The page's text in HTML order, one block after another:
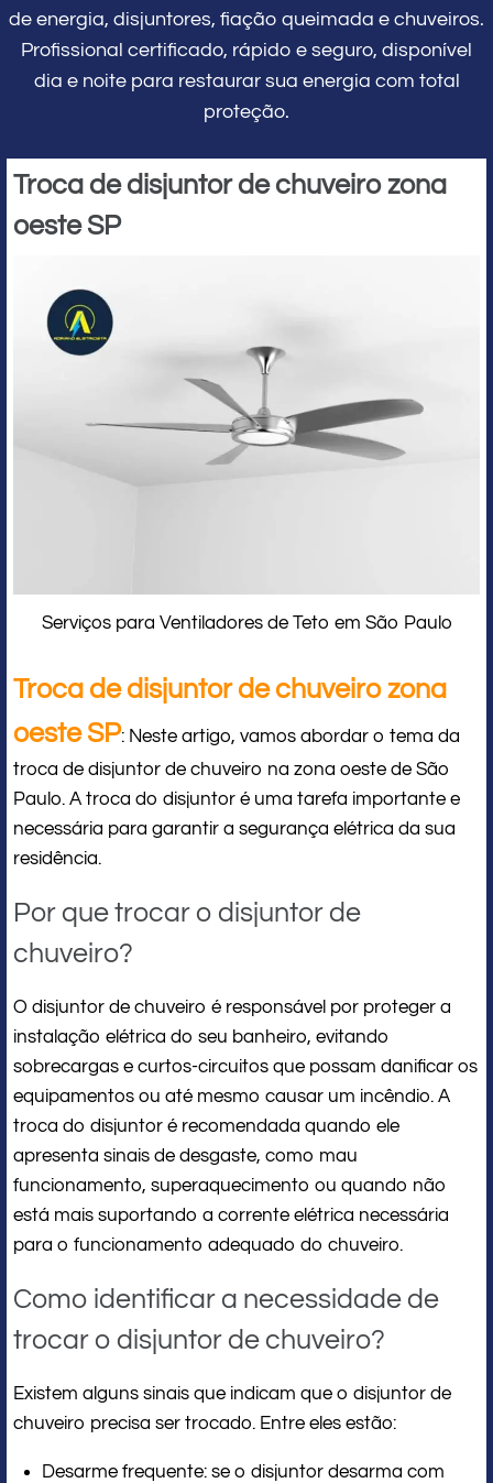
de energia, disjuntores, fiação queimada e chuveiros.
Profissional certificado, rápido e seguro, disponível
dia e noite para restaurar sua energia com total
proteção.
Troca de disjuntor de chuveiro zona
oeste SP
Serviços para Ventiladores de Teto em São Paulo
Troca de disjuntor de chuveiro zona
oeste SP: Neste artigo, vamos abordar o tema da
troca de disjuntor de chuveiro na zona oeste de São
Paulo. A troca do disjuntor é uma tarefa importante e
necessária para garantir a segurança elétrica da sua
residência.
Por que trocar o disjuntor de
chuveiro?
O disjuntor de chuveiro é responsável por proteger a
instalação elétrica do seu banheiro, evitando
sobrecargas e curtos-circuitos que possam danificar os
equipamentos ou até mesmo causar um incêndio. A
troca do disjuntor é recomendada quando ele
apresenta sinais de desgaste, como mau
funcionamento, superaquecimento ou quando não
está mais suportando a corrente elétrica necessária
para o funcionamento adequado do chuveiro.
Como identificar a necessidade de
trocar o disjuntor de chuveiro?
Existem alguns sinais que indicam que o disjuntor de
chuveiro precisa ser trocado. Entre eles estão:
Desarme frequente: se o disjuntor desarma com